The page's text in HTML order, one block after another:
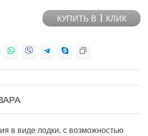
КУПИТЬ В 1 КЛИК
в виде лодки, с возможностью